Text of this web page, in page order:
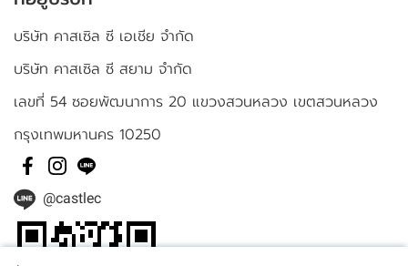
บริษัท คาสเซิล ซี เอเชีย จำกัด
บริษัท คาสเซิล ซี สยาม จำกัด
เลขที่ 54 ซอยพัฒนาการ 20 แขวงสวนหลวง เขตสวนหลวง
กรุงเทพมหานคร 10250
@castlec